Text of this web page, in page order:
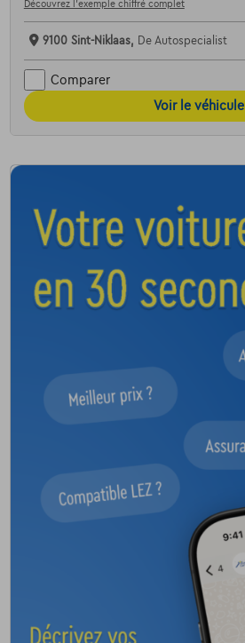
Découvrez l’exemple chiffré complet
9100 Sint-Niklaas, De Autospecialist
Comparer
Voir le véhicule